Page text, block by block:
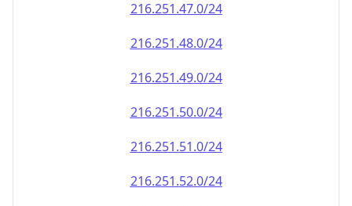
216.251.47.0/24
216.251.48.0/24
216.251.49.0/24
216.251.50.0/24
216.251.51.0/24
216.251.52.0/24